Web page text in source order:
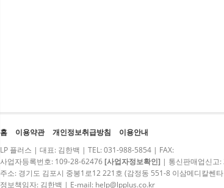
홈 이용약관 개인정보취급방침
이용안내
LP 플러스 | 대표: 김한백 | TEL: 031-988-5854 | FAX:
사업자등록번호: 109-28-62476 [사업자정보확인] | 통신판매업신고
주소: 경기도 김포시 중봉1로12 221호 (감정동 551-8 이삼메디칼쎈
정보책임자: 김한백 | E-mail: help@lpplus.co.kr